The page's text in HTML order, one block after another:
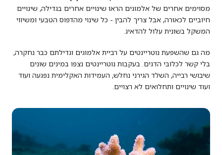
מסוימים אחרים של אלמוגים הראו שינויים אחרים בגדילה, שינויים
חיוביים לכאורה, אבל צריך להבין - כל שינוי מהדפוס הטבעי ומשיווי
המשקל בשונית עלול להדאיג.
מה גם שהשפעת נוטריינטים על רביית אלמוגים וגדילתם כבר נחקרה,
בלי קשר לכלובי הדגים. בעקבות נוטריינטים נצפו במינים שונים
שיבושי רבייה, השלד הגירני נחלש, העמידות האקלימית נפגעה ועוד
ועוד שינויים ותחלואים לא רצויים.